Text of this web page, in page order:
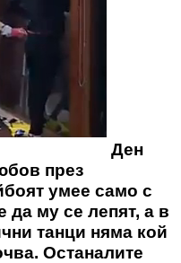
Ден
през
умее само с
да му се лепят, а в
танци няма кой
Останалите